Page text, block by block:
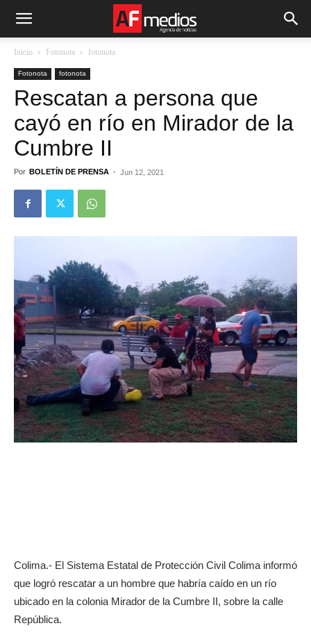
Inicio Fotonota fotonota
Fotonota fotonota
Rescatan a persona que
cayó en río en Mirador de la
Cumbre II
Por BOLETÍN DE PRENSA - Jun 12, 2021
Colima.- El Sistema Estatal de Protección Civil Colima informó
que logró rescatar a un hombre que habría caído en un río
ubicado en la colonia Mirador de la Cumbre II, sobre la calle
República.